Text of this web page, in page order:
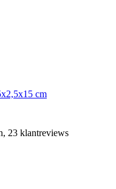
cm
23 klantreviews